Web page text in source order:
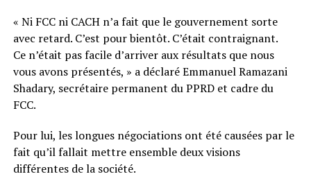
« Ni FCC ni CACH n’a fait que le gouvernement sorte
avec retard. C’est pour bientôt. C’était contraignant.
Ce n’était pas facile d’arriver aux résultats que nous
vous avons présentés, » a déclaré Emmanuel Ramazani
Shadary, secrétaire permanent du PPRD et cadre du
FCC.
Pour lui, les longues négociations ont été causées par le
fait qu’il fallait mettre ensemble deux visions
différentes de la société.